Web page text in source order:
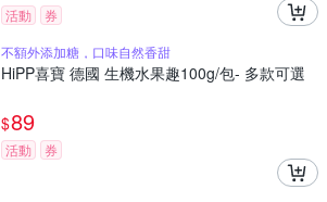
活動
券
不額外添加糖，口味自然香甜
HiPP喜寶 德國 生機水果趣100g/包- 多款可選
$89
活動 券